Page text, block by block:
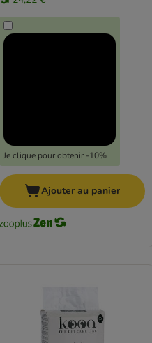
Je clique pour obtenir -10%
Ajouter au panier